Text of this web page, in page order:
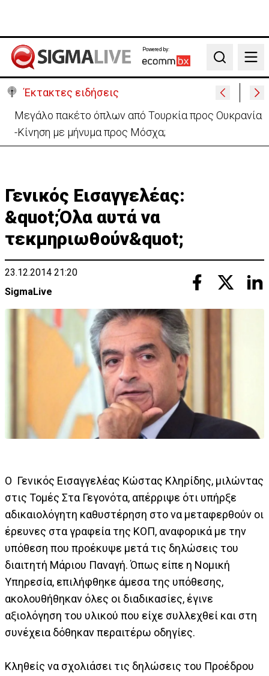
Powered by:
Search
Έκτακτες ειδήσεις
Μεγάλο πακέτο όπλων από Τουρκία προς Ουκρανία
-Κίνηση με μήνυμα προς Μόσχα;
Γενικός Εισαγγελέας:
&quot;Όλα αυτά να
τεκμηριωθούν&quot;
23.12.2014 21:20
SigmaLive
Ο Γενικός Εισαγγελέας Κώστας Κληρίδης, μιλώντας
στις Τομές Στα Γεγονότα, απέρριψε ότι υπήρξε
αδικαιολόγητη καθυστέρηση στο να μεταφερθούν οι
έρευνες στα γραφεία της ΚΟΠ, αναφορικά με την
υπόθεση που προέκυψε μετά τις δηλώσεις του
διαιτητή Μάριου Παναγή. Όπως είπε η Νομική
Υπηρεσία, επιλήφθηκε άμεσα της υπόθεσης,
ακολουθήθηκαν όλες οι διαδικασίες, έγινε
αξιολόγηση του υλικού που είχε συλλεχθεί και στη
συνέχεια δόθηκαν περαιτέρω οδηγίες.
Κληθείς να σχολιάσει τις δηλώσεις του Προέδρου